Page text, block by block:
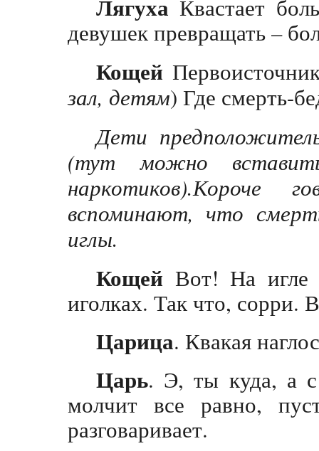
Лягуха Квастает
девушек превращать –
Кощей
зал, детям) Где смерть-
Дети
(тут можно
наркотиков).Короче
вспоминают, что
иглы.
Кощей Вот! На игле
иголках. Так что, сорри.
Царица. Квакая
Царь. Э, ты куда, а
молчит все равно,
разговаривает.